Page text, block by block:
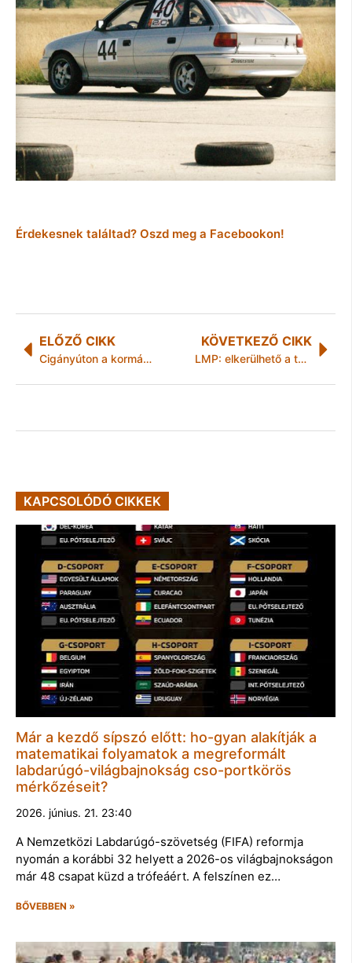
Érdekesnek találtad? Oszd meg a Facebookon!
ELŐZŐ CIKK
Cigányúton a kormányfői ígéret: még a szakállamtitkár sem hisz Orbán Viktornak
KÖVETKEZŐ CIKK
LMP: elkerülhető a tömeges önkormányzati csőd!
KAPCSOLÓDÓ CIKKEK
Már a kezdő sípszó előtt: ho-gyan alakítják a
matematikai folyamatok a megreformált
labdarúgó-világbajnokság cso-portkörös
mérkőzéseit?
2026. június. 21. 23:40
A Nemzetközi Labdarúgó-szövetség (FIFA) reformja
nyomán a korábbi 32 helyett a 2026-os világbajnokságon
már 48 csapat küzd a trófeáért. A felszínen ez…
BŐVEBBEN »